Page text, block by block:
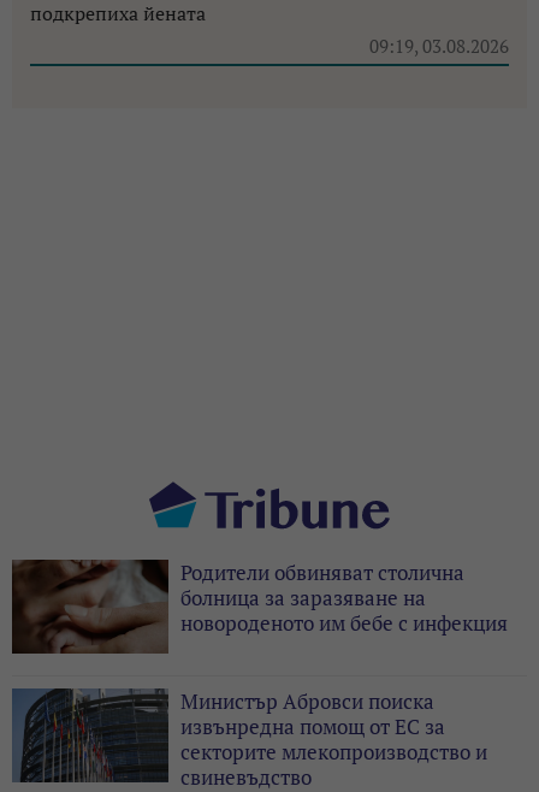
подкрепиха йената
09:19, 03.08.2026
Родители обвиняват столична
болница за заразяване на
новороденото им бебе с инфекция
Министър Абровси поиска
извънредна помощ от ЕС за
секторите млекопроизводство и
свиневъдство